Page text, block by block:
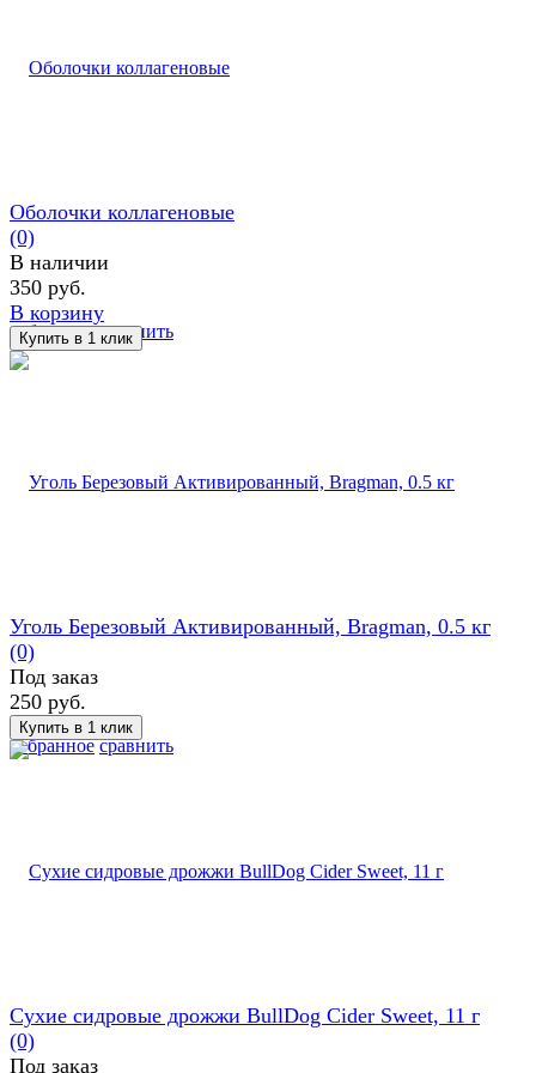
избранное сравнить
Оболочки коллагеновые
(0)
В наличии
350 руб.
В корзину
избранное сравнить
Уголь Березовый Активированный, Bragman, 0.5 кг
(0)
Под заказ
250 руб.
Сухие сидровые дрожжи BullDog Cider Sweet, 11 г
(0)
Под заказ